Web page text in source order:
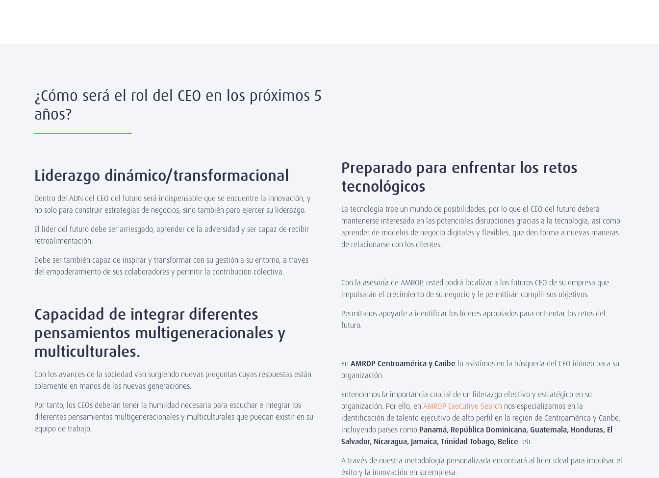
¿Cómo será el rol del CEO en los próximos 5
años?
Liderazgo dinámico/transformacional
Dentro del ADN del CEO del futuro será indispensable que se encuentre la innovación, y
no solo para construir estrategias de negocios, sino también para ejercer su liderazgo.
El líder del futuro debe ser arriesgado, aprender de la adversidad y ser capaz de recibir
retroalimentación.
Debe ser también capaz de inspirar y transformar con su gestión a su entorno, a través
del empoderamiento de sus colaboradores y permitir la contribución colectiva.
Capacidad de integrar diferentes
pensamientos multigeneracionales y
multiculturales.
Con los avances de la sociedad van surgiendo nuevas preguntas cuyas respuestas están
solamente en manos de las nuevas generaciones.
Por tanto, los CEOs deberán tener la humildad necesaria para escuchar e integrar los
diferentes pensamientos multigeneracionales y multiculturales que puedan existir en su
equipo de trabajo.
Preparado para enfrentar los retos
tecnológicos
La tecnología trae un mundo de posibilidades, por lo que el CEO del futuro deberá
mantenerse interesado en las potenciales disrupciones gracias a la tecnología; así como
aprender de modelos de negocio digitales y flexibles, que den forma a nuevas maneras
de relacionarse con los clientes.
Con la asesoría de AMROP, usted podrá localizar a los futuros CEO de su empresa que
impulsarán el crecimiento de su negocio y le permitirán cumplir sus objetivos.
Permítanos apoyarle a identificar los líderes apropiados para enfrentar los retos del
futuro.
En AMROP Centroamérica y Caribe lo asistimos en la búsqueda del CEO idóneo para su
organización
Entendemos la importancia crucial de un liderazgo efectivo y estratégico en su
organización. Por ello, en AMROP Executive Search nos especializamos en la
identificación de talento ejecutivo de alto perfil en la región de Centroamérica y Caribe,
incluyendo países como Panamá, República Dominicana, Guatemala, Honduras, El
Salvador, Nicaragua, Jamaica, Trinidad Tobago, Belice, etc.
A través de nuestra metodología personalizada encontrará al líder ideal para impulsar el
éxito y la innovación en su empresa.